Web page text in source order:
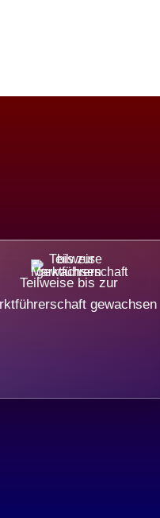
Teilweise bis zur
gewachsen